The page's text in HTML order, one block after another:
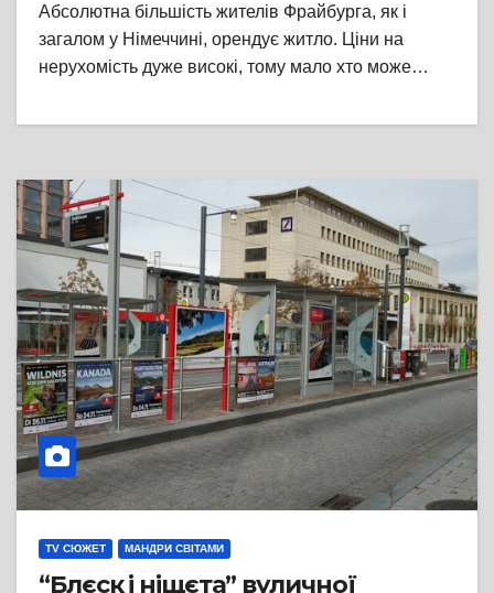
Абсолютна більшість жителів Фрайбурга, як і
загалом у Німеччині, орендує житло. Ціни на
нерухомість дуже високі, тому мало хто може…
TV СЮЖЕТ МАНДРИ СВІТАМИ
“Блєск і ніщєта” вуличної